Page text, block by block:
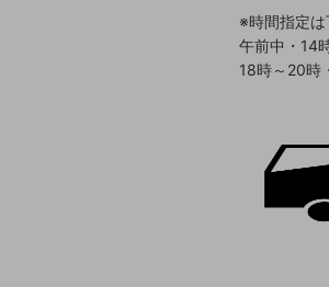
※時間指定は
午前中・14
18時～20時